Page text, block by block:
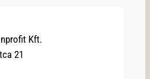
Kft.
21